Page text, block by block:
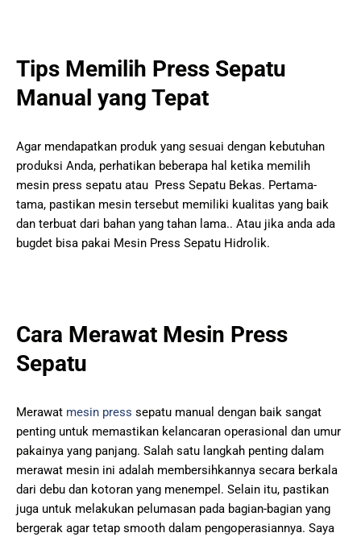
Tips Memilih Press Sepatu
Manual yang Tepat
Agar mendapatkan produk yang sesuai dengan kebutuhan
produksi Anda, perhatikan beberapa hal ketika memilih
mesin press sepatu atau Press Sepatu Bekas. Pertama-
tama, pastikan mesin tersebut memiliki kualitas yang baik
dan terbuat dari bahan yang tahan lama.. Atau jika anda ada
bugdet bisa pakai Mesin Press Sepatu Hidrolik.
Cara Merawat Mesin Press
Sepatu
Merawat mesin press sepatu manual dengan baik sangat
penting untuk memastikan kelancaran operasional dan umur
pakainya yang panjang. Salah satu langkah penting dalam
merawat mesin ini adalah membersihkannya secara berkala
dari debu dan kotoran yang menempel. Selain itu, pastikan
juga untuk melakukan pelumasan pada bagian-bagian yang
bergerak agar tetap smooth dalam pengoperasiannya. Saya